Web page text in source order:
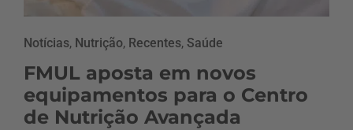
Notícias, Nutrição, Recentes, Saúde
FMUL aposta em novos
equipamentos para o Centro
de Nutrição Avançada